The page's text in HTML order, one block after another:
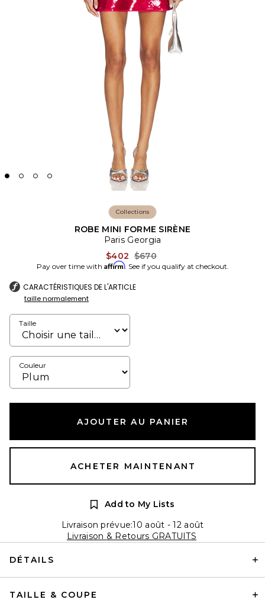
Collections
ROBE MINI FORME SIRÈNE
Paris Georgia
$402 Previous price:
$670
Pay over time with Affirm. See if you qualify at checkout.
CARACTÉRISTIQUES DE L'ARTICLE
taille normalement
Taille
Couleur
AJOUTER AU PANIER
ACHETER MAINTENANT
Add to My Lists
Livraison prévue:10 août - 12 août
Livraison & Retours GRATUITS
DÉTAILS
TAILLE & COUPE